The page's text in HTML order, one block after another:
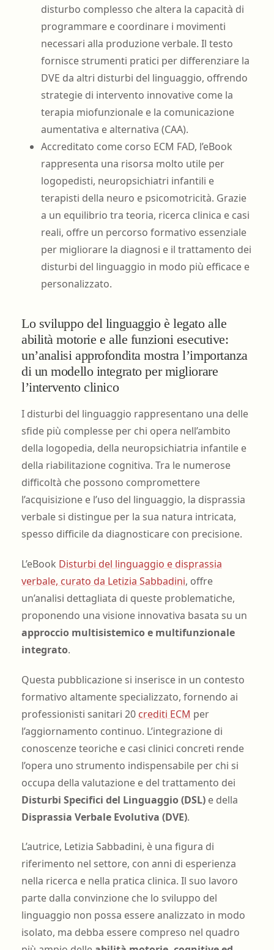
disturbo complesso che altera la capacità di
programmare e coordinare i movimenti
necessari alla produzione verbale. Il testo
fornisce strumenti pratici per differenziare la
DVE da altri disturbi del linguaggio, offrendo
strategie di intervento innovative come la
terapia miofunzionale e la comunicazione
aumentativa e alternativa (CAA).
Accreditato come corso ECM FAD, l’eBook
rappresenta una risorsa molto utile per
logopedisti, neuropsichiatri infantili e
terapisti della neuro e psicomotricità. Grazie
a un equilibrio tra teoria, ricerca clinica e casi
reali, offre un percorso formativo essenziale
per migliorare la diagnosi e il trattamento dei
disturbi del linguaggio in modo più efficace e
personalizzato.
Lo sviluppo del linguaggio è legato alle
abilità motorie e alle funzioni esecutive:
un’analisi approfondita mostra l’importanza
di un modello integrato per migliorare
l’intervento clinico
I disturbi del linguaggio rappresentano una delle
sfide più complesse per chi opera nell’ambito
della logopedia, della neuropsichiatria infantile e
della riabilitazione cognitiva. Tra le numerose
difficoltà che possono compromettere
l’acquisizione e l’uso del linguaggio, la disprassia
verbale si distingue per la sua natura intricata,
spesso difficile da diagnosticare con precisione.
L’eBook Disturbi del linguaggio e disprassia
verbale, curato da Letizia Sabbadini, offre
un’analisi dettagliata di queste problematiche,
proponendo una visione innovativa basata su un
approccio multisistemico e multifunzionale
integrato.
Questa pubblicazione si inserisce in un contesto
formativo altamente specializzato, fornendo ai
professionisti sanitari 20 crediti ECM per
l’aggiornamento continuo. L’integrazione di
conoscenze teoriche e casi clinici concreti rende
l’opera uno strumento indispensabile per chi si
occupa della valutazione e del trattamento dei
Disturbi Specifici del Linguaggio (DSL)e della
Disprassia Verbale Evolutiva (DVE).
L’autrice, Letizia Sabbadini, è una figura di
riferimento nel settore, con anni di esperienza
nella ricerca e nella pratica clinica. Il suo lavoro
parte dalla convinzione che lo sviluppo del
linguaggio non possa essere analizzato in modo
isolato, ma debba essere compreso nel quadro